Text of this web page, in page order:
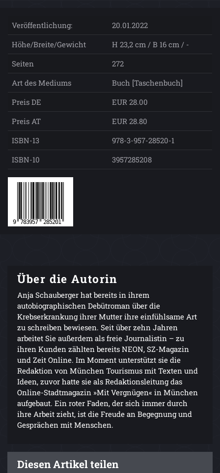
Veröffentlichung:
20.01.2022
Höhe/Breite/Gewicht
H 23,2 cm / B 16 cm / -
Seiten
272
Art des Mediums
Buch [Taschenbuch]
Preis DE
EUR 28.00
Preis AT
EUR 28.80
ISBN-13
978-3-957-28520-1
ISBN-10
3957285208
Über die Autorin
Anja Schauberger hat bereits in ihrem
autobiographischen Debütroman über die
Krebserkrankung ihrer Mutter ihre einfühlsame Art
zu schreiben bewiesen. Seit über zehn Jahren
arbeitet Sie außerdem als freie Journalistin – zu
ihren Kunden zählten bereits NEON, SZ-Magazin
und Zeit Online. Im Moment unterstützt sie die
Redaktion von München Tourismus mit Texten und
Ideen, zuvor hatte sie als Redaktionsleitung das
Online-Stadtmagazin »Mit Vergnügen« in München
aufgebaut. Ein roter Faden, der sich immer durch
ihre Arbeit zieht, ist die Freude an Begegnung und
Gesprächen mit Menschen.
Diesen Artikel teilen